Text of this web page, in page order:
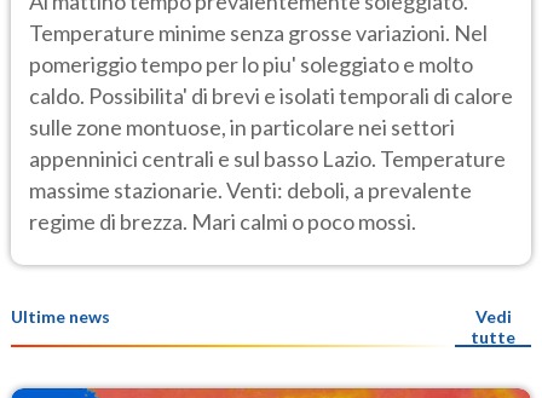
Temperature minime senza grosse variazioni. Nel
pomeriggio tempo per lo piu' soleggiato e molto
caldo. Possibilita' di brevi e isolati temporali di calore
sulle zone montuose, in particolare nei settori
appenninici centrali e sul basso Lazio. Temperature
massime stazionarie. Venti: deboli, a prevalente
regime di brezza. Mari calmi o poco mossi.
Ultime news
Vedi
tutte